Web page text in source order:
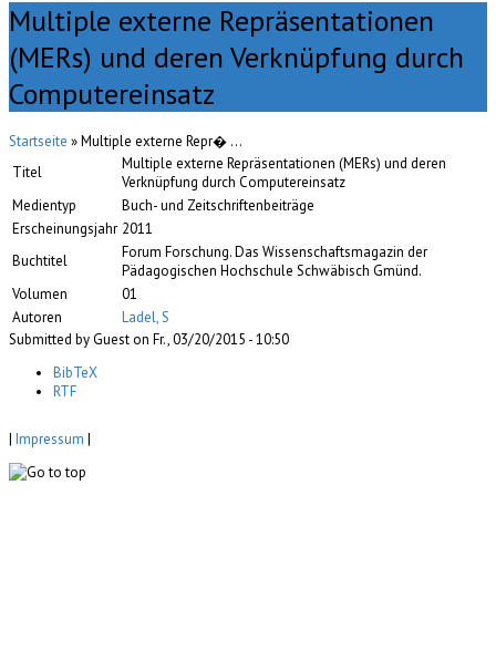
Multiple externe Repräsentationen
(MERs) und deren Verknüpfung durch
Computereinsatz
Startseite » Multiple externe Repr� ...
Titel
Multiple externe Repräsentationen (MERs) und deren
Verknüpfung durch Computereinsatz
Medientyp
Buch- und Zeitschriftenbeiträge
Erscheinungsjahr 2011
Buchtitel
Forum Forschung. Das Wissenschaftsmagazin der
Pädagogischen Hochschule Schwäbisch Gmünd.
Volumen
01
Autoren
Ladel, S
Submitted by Guest on Fr., 03/20/2015 - 10:50
BibTeX
RTF
| Impressum |